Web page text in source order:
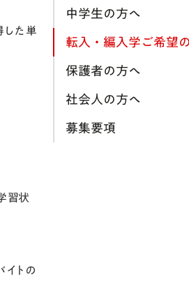
た単
習状
トの
中学生の方へ
転入・編入学ご希望
保護者の方へ
社会人の方へ
募集要項